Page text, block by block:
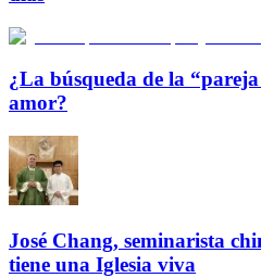
¿La búsqueda de la
amor?
José Chang, seminarista
tiene una Iglesia viva